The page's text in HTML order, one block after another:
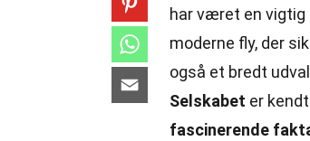
har været en
moderne fly, der
også et bredt
Selskabet er
fascinerende